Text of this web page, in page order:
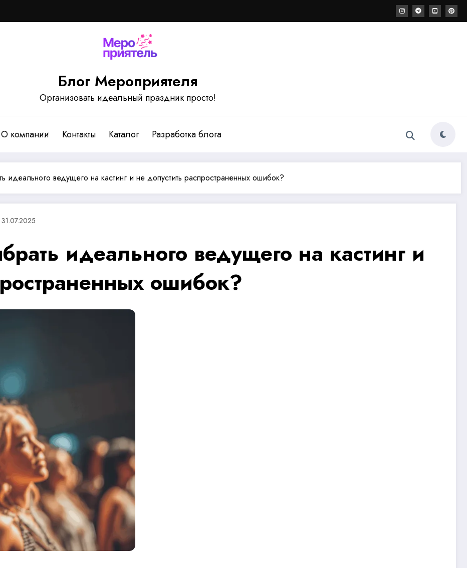
Блог Мероприятеля
Организовать идеальный праздник просто!
О компании Контакты Каталог Разработка блога
идеального ведущего на кастинг и не допустить распространенных ошибок?
31.07.2025
идеального ведущего на кастинг и
ошибок?